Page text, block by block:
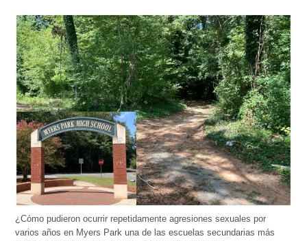
¿Cómo pudieron ocurrir repetidamente agresiones sexuales por
varios años en Myers Park una de las escuelas secundarias más